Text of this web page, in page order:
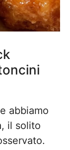
abbiamo
il solito